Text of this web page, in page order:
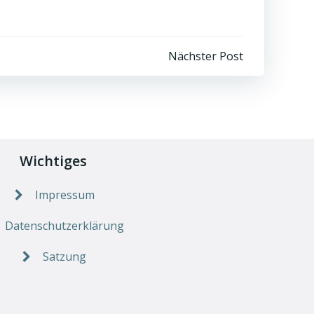
Nächster Post
Wichtiges
Impressum
Datenschutzerklärung
Satzung